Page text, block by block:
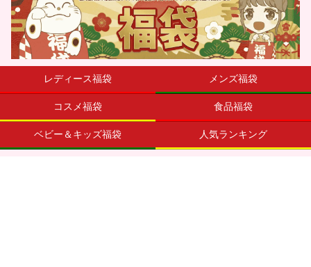
レディース福袋 メンズ福袋
コスメ福袋 食品福袋
ベビー＆キッズ福袋 人気ランキング